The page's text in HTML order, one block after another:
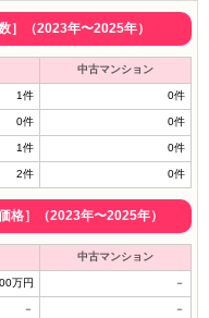
］（2023年〜2025年）
中古マンション
1件 0件
0件 0件
1件 0件
2件 0件
格］（2023年〜2025年）
中古マンション
万円 －
－ －